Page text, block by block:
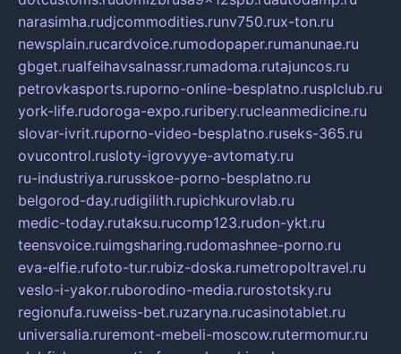
narasimha.rudjcommodities.runv750.rux-ton.ru
newsplain.rucardvoice.rumodopaper.rumanunae.ru
gbget.rualfeihavsalnassr.rumadoma.rutajuncos.ru
petrovkasports.ruporno-online-besplatno.rusplclub.ru
york-life.rudoroga-expo.ruribery.rucleanmedicine.ru
slovar-ivrit.ruporno-video-besplatno.ruseks-365.ru
ovucontrol.rusloty-igrovyye-avtomaty.ru
ru-industriya.rurusskoe-porno-besplatno.ru
belgorod-day.rudigilith.rupichkurovlab.ru
medic-today.rutaksu.rucomp123.rudon-ykt.ru
teensvoice.ruimgsharing.rudomashnee-porno.ru
eva-elfie.rufoto-tur.rubiz-doska.rumetropoltravel.ru
veslo-i-yakor.ruborodino-media.rurostotsky.ru
regionufa.ruweiss-bet.ruzaryna.rucasinotablet.ru
universalia.ruremont-mebeli-moscow.rutermomur.ru